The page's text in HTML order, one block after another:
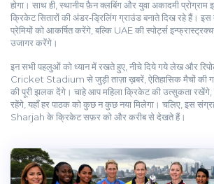
होगा। साथ ही, स्थानीय फ़ैन क्लबिंग और युवा अकादमी
क्रिकेट सितारों की अंडर‑ड्रिलिंग ग्राउंड बनाते दिख रहे हैं।
प्रेमियों को आकर्षित करेंगे, बल्कि UAE की स्पोर्ट्स
उजागर करेंगे।
इन सभी पहलुओं को ध्यान में रखते हुए, नीचे दिये गये लेख और
Cricket Stadium से जुड़ी ताज़ा ख़बरें, ऐतिहासिक मैचों की
की पूरी झलक देंगे। चाहे आप महिला क्रिकेट की उत्सुकता
रहेंगे, यहाँ हर पाठक को कुछ न कुछ नया मिलेगा। चलिए, इस
Sharjah के क्रिकेट सफ़र को और करीब से देखते हैं।